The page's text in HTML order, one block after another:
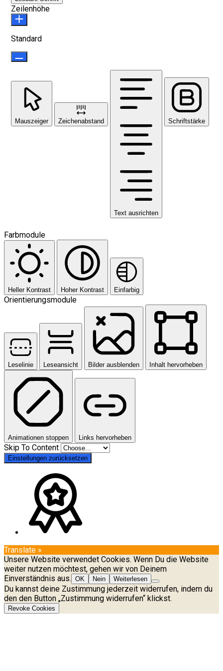
Zeilenhöhe
Standard
Mauszeiger Zeichenabstand
Text ausrichten
Schriftstärke
Farbmodule
Heller Kontrast Hoher Kontrast Einfarbig
Orientierungsmodule
Leselinie Leseansicht Bilder ausblenden Inhalt hervorheben
Animationen stoppen Links hervorheben
Skip To Content
Einstellungen zurücksetzen
Translate »
Unsere Website verwendet Cookies. Wenn Du die Website
weiter nutzen möchtest, gehen wir von Deinem
Einverständnis aus. OK Nein Weiterlesen
Du kannst deine Zustimmung jederzeit widerrufen, indem du
den den Button „Zustimmung widerrufen“ klickst.
Revoke Cookies